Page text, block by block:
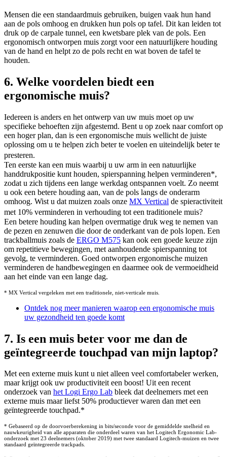
Mensen die een standaardmuis gebruiken, buigen vaak hun hand
aan de pols omhoog en drukken hun pols op tafel. Dit kan leiden tot
druk op de carpale tunnel, een kwetsbare plek van de pols. Een
ergonomisch ontworpen muis zorgt voor een natuurlijkere houding
van de hand en helpt zo de pols recht en wat boven de tafel te
houden.
6. Welke voordelen biedt een
ergonomische muis?
Iedereen is anders en het ontwerp van uw muis moet op uw
specifieke behoeften zijn afgestemd. Bent u op zoek naar comfort op
een hoger plan, dan is een ergonomische muis wellicht de juiste
oplossing om u te helpen zich beter te voelen en uiteindelijk beter te
presteren.
Ten eerste kan een muis waarbij u uw arm in een natuurlijke
handdrukpositie kunt houden, spierspanning helpen verminderen*,
zodat u zich tijdens een lange werkdag ontspannen voelt. Zo neemt
u ook een betere houding aan, van de pols langs de onderarm
omhoog. Wist u dat muizen zoals onze MX Vertical de spieractiviteit
met 10% verminderen in verhouding tot een traditionele muis?
Een betere houding kan helpen overmatige druk weg te nemen van
de pezen en zenuwen die door de onderkant van de pols lopen. Een
trackballmuis zoals de ERGO M575 kan ook een goede keuze zijn
om repetitieve bewegingen, met aanhoudende spierspanning tot
gevolg, te verminderen. Goed ontworpen ergonomische muizen
verminderen de handbewegingen en daarmee ook de vermoeidheid
aan het einde van een lange dag.
* MX Vertical vergeleken met een traditionele, niet-verticale muis.
Ontdek nog meer manieren waarop een ergonomische muis
uw gezondheid ten goede komt
7. Is een muis beter voor me dan de
geïntegreerde touchpad van mijn laptop?
Met een externe muis kunt u niet alleen veel comfortabeler werken,
maar krijgt ook uw productiviteit een boost! Uit een recent
onderzoek van het Logi Ergo Lab bleek dat deelnemers met een
externe muis maar liefst 50% productiever waren dan met een
geïntegreerde touchpad.*
* Gebaseerd op de doorvoerberekening in bits/seconde voor de gemiddelde snelheid en
nauwkeurigheid van alle apparaten die onderdeel waren van het Logitech Ergonomic Lab-
onderzoek met 23 deelnemers (oktober 2019) met twee standaard Logitech-muizen en twee
standaard geïntegreerde trackpads.